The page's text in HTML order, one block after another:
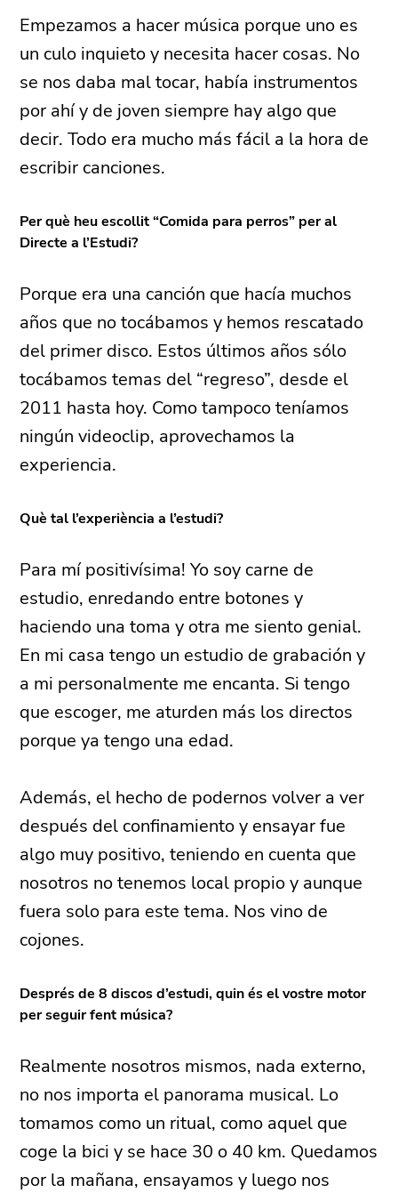
Empezamos a hacer música porque uno es
un culo inquieto y necesita hacer cosas. No
se nos daba mal tocar, había instrumentos
por ahí y de joven siempre hay algo que
decir. Todo era mucho más fácil a la hora de
escribir canciones.
Per què heu escollit “Comida para perros” per al
Directe a l’Estudi?
Porque era una canción que hacía muchos
años que no tocábamos y hemos rescatado
del primer disco. Estos últimos años sólo
tocábamos temas del “regreso”, desde el
2011 hasta hoy. Como tampoco teníamos
ningún videoclip, aprovechamos la
experiencia.
Què tal l’experiència a l’estudi?
Para mí positivísima! Yo soy carne de
estudio, enredando entre botones y
haciendo una toma y otra me siento genial.
En mi casa tengo un estudio de grabación y
a mi personalmente me encanta. Si tengo
que escoger, me aturden más los directos
porque ya tengo una edad.
Además, el hecho de podernos volver a ver
después del confinamiento y ensayar fue
algo muy positivo, teniendo en cuenta que
nosotros no tenemos local propio y aunque
fuera solo para este tema. Nos vino de
cojones.
Després de 8 discos d’estudi, quin és el vostre motor
per seguir fent música?
Realmente nosotros mismos, nada externo,
no nos importa el panorama musical. Lo
tomamos como un ritual, como aquel que
coge la bici y se hace 30 o 40 km. Quedamos
por la mañana, ensayamos y luego nos